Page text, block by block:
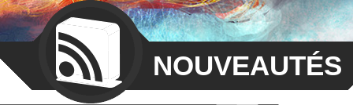
NOUVEAUTÉS